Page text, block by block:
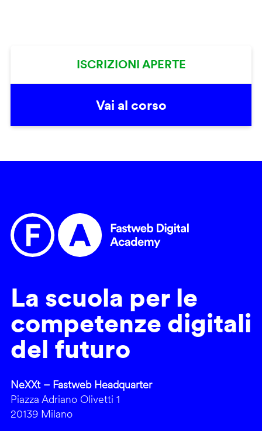
ISCRIZIONI APERTE
Vai al corso
La scuola per le
competenze digitali
del futuro
NeXXt – Fastweb Headquarter
Piazza Adriano Olivetti 1
20139 Milano